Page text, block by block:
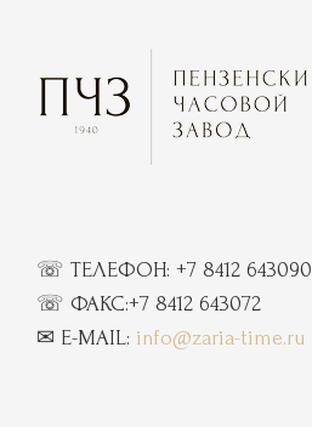
☏ ТЕЛЕФОН: +7 8412 643090
☏ ФАКС:+7 8412 643072
✉ E-MAIL: info@zaria-time.ru